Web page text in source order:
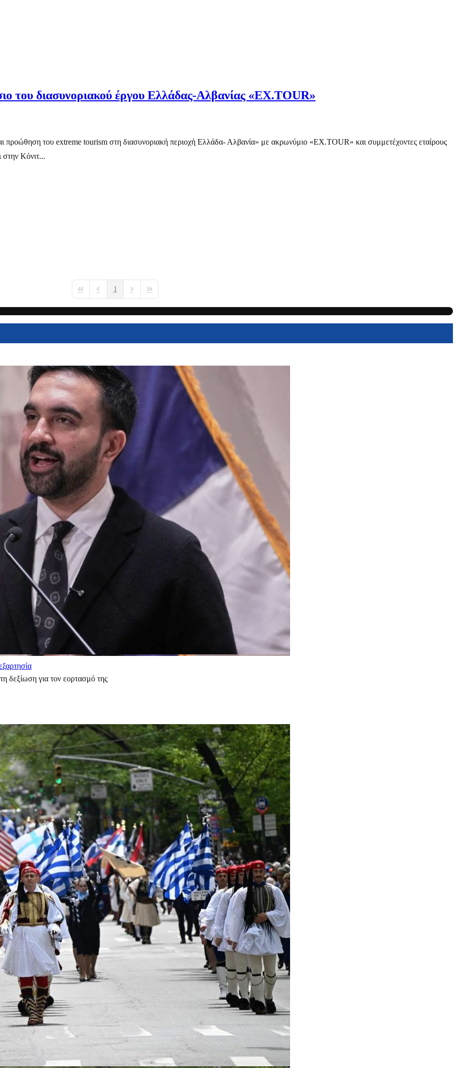
του διασυνοριακού έργου Ελλάδας-Αλβανίας «EX.TOUR»
προώθηση του extreme tourism στη διασυνοριακή περιοχή Ελλάδα- Αλβανία» με ακρωνύμιο «ΕΧ.TOUR» και συμμετέχοντες εταίρους
στην Κόνιτ...
First PagePrevious Page
1
Next PageLast Page
δεξίωση για τον εορτασμό της